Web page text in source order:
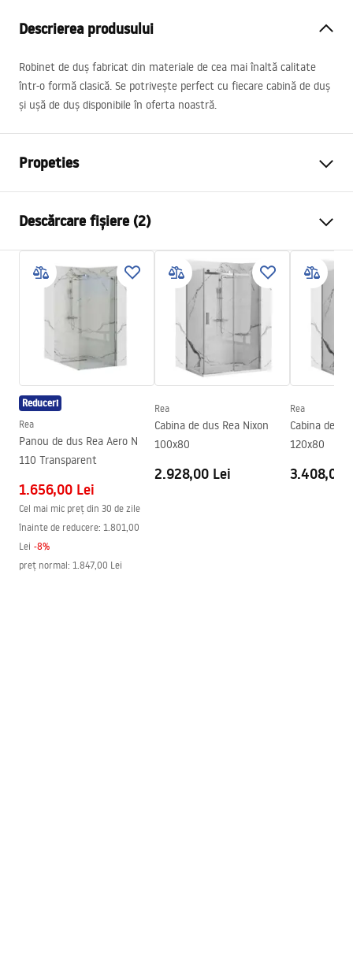
Descrierea produsului
Robinet de duș fabricat din materiale de cea mai înaltă calitate
într-o formă clasică. Se potrivește perfect cu fiecare cabină de duș
și ușă de duș disponibile în oferta noastră.
Propeties
Metodă de montaj
Culoare
Crom
Material
Alamă, ABS
110
Tehnologia de acoperire
Chrome plating
Diametru pentru conectare
1/2 țoli
150mm
Garantie
Descărcare fișiere (2)
Instrucțiuni de asamblare
Faucet.pdf
Condiții de garanție
Warranty_Terms_and_Conditions_Faucets_-_5.pdf
Reduceri
Rea
Panou de dus Rea Aero N
110 Transparent
1.656,00 Lei
Cel mai mic preț din 30 de zile
înainte de reducere: 1.801,00
Lei -8%
preț normal: 1.847,00 Lei
Rea
Cabina de dus Rea Nixon
100x80
2.928,00 Lei
Rea
Cabina de
120x80
3.408,00